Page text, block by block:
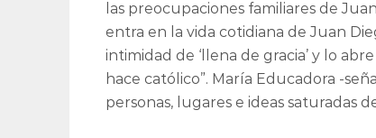
las preocupaciones familiares de
entra en la vida cotidiana de Juan
intimidad de ‘llena de gracia’ y lo
hace católico”. María Educadora -
personas, lugares e ideas saturadas